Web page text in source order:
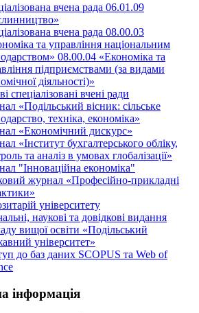
вчена рада 06.01.09
вчена рада 08.00.03
та управління національним
08.00.04 «Економіка та
підприємствами (за видами
діяльності)»
спеціалізовані вчені ради
«Подільський вісник: сільське
техніка, економіка»
«Економічний дискурс»
«Інститут бухгалтерського обліку,
та аналіз в умовах глобалізації»
"Інноваційна економіка"
журнал «Професійно-прикладні
університету
наукові та довідкові видання
вищої освіти «Подільський
університет»
до баз даних SCOPUS та Web of
інформація